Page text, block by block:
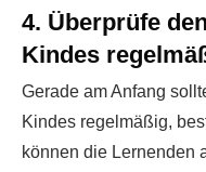
4. Überprüfe
Kindes
Gerade am Anfang
Kindes regelmäßig,
können die Lernenden